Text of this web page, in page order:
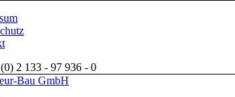
2 133 - 97 936 - 0